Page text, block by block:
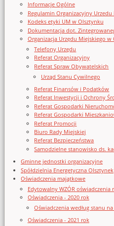
Informacje Ogólne
Regulamin Organizacyjny
Kodeks etyki UM w Olsztynku
Dokumentacja dot.
Organizacja Urzędu Miejskiego w
Telefony Urzędu
Referat Organizacyjny
Referat Spraw Obywatelskich
Urząd Stanu Cywilnego
Referat Finansów i Podatków
Referat Inwestycji i Ochrony
Referat Gospodarki
Referat Gospodarki
Referat Promocji
Biuro Rady Miejskiej
Referat Bezpieczeństwa
Samodzielne stanowisko ds.
Gminne jednostki organizacyjne
Spółdzielnia Energetyczna Olsztynek
Oświadczenia majątkowe
Edytowalny WZÓR oświadczenia
Oświadczenia - 2020 rok
Oświadczenia według stanu
Oświadczenia - 2021 rok